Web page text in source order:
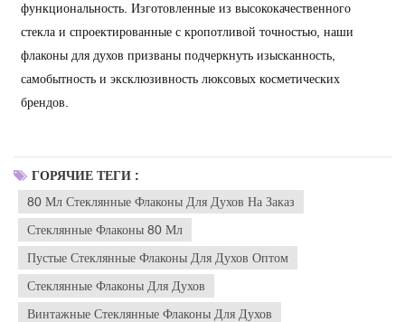
функциональность. Изготовленные из высококачественного
стекла и спроектированные с кропотливой точностью, наши
флаконы для духов призваны подчеркнуть изысканность,
самобытность и эксклюзивность люксовых косметических
брендов.
ГОРЯЧИЕ ТЕГИ :
80 Мл Стеклянные Флаконы Для Духов На Заказ
Стеклянные Флаконы 80 Мл
Пустые Стеклянные Флаконы Для Духов Оптом
Стеклянные Флаконы Для Духов
Винтажные Стеклянные Флаконы Для Духов